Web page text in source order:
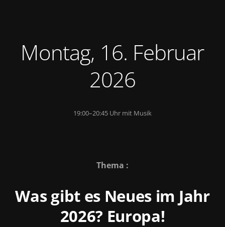
Montag, 16. Februar
2026
19:00–20:45 Uhr mit Musik
Thema :
Was gibt es Neues im Jahr
2026? Europa!